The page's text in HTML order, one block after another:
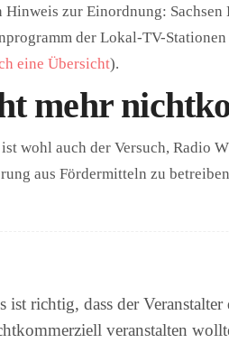
Hinweis zur Einordnung: Sachsen
der Lokal-TV-
eine Übersicht).
mehr
wohl auch der Versuch, Radio
aus Fördermitteln zu
ist richtig, dass der
veranstalten